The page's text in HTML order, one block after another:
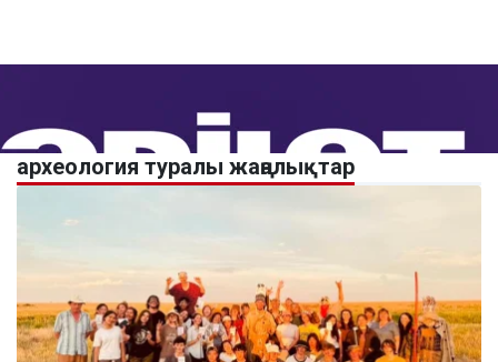
археология туралы жаңалықтар